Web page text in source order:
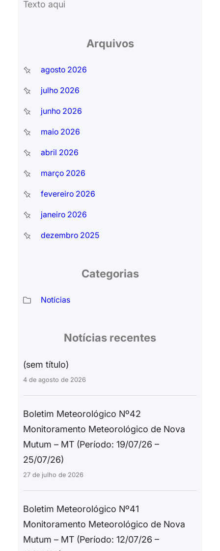
s
Texto aqui
Arquivos
agosto 2026
julho 2026
junho 2026
maio 2026
abril 2026
março 2026
fevereiro 2026
janeiro 2026
dezembro 2025
Categorias
Notícias
Notícias recentes
(sem título)
4 de agosto de 2026
Boletim Meteorológico Nº42
Monitoramento Meteorológico de Nova
Mutum – MT (Período: 19/07/26 –
25/07/26)
27 de julho de 2026
Boletim Meteorológico Nº41
Monitoramento Meteorológico de Nova
Mutum – MT (Período: 12/07/26 –